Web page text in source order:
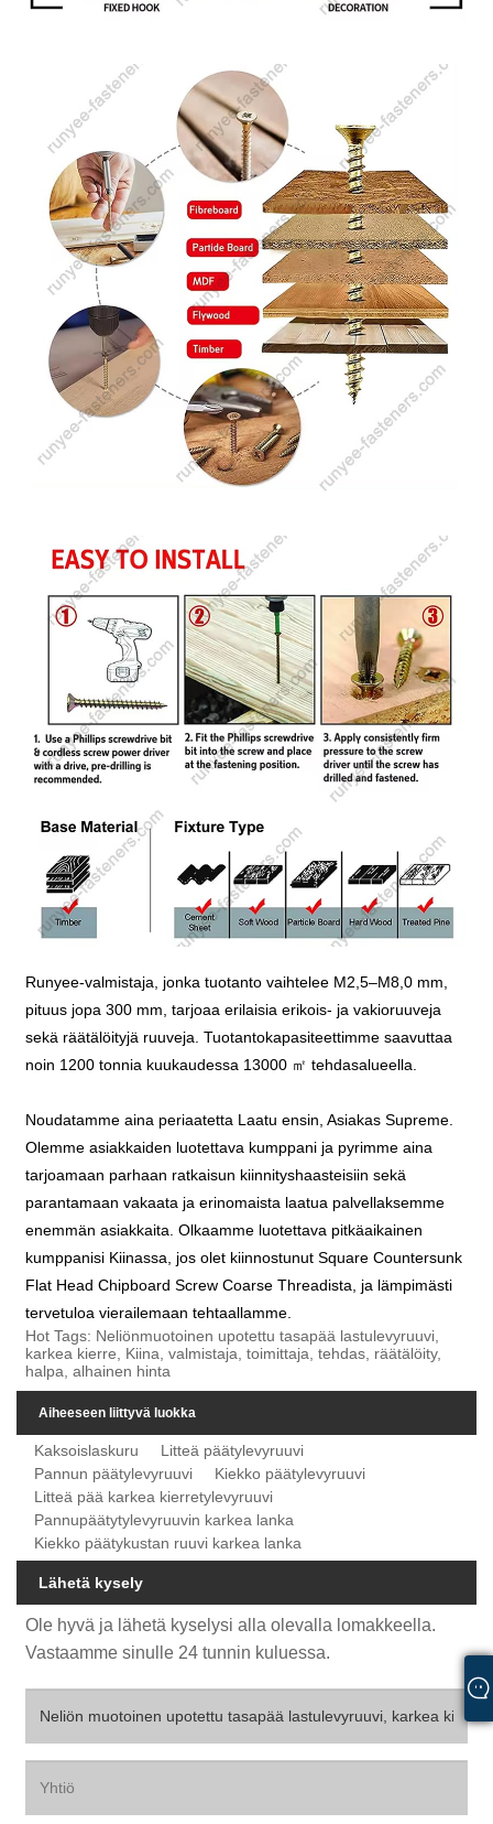
Runyee-valmistaja, jonka tuotanto vaihtelee M2,5–M8,0 mm,
pituus jopa 300 mm, tarjoaa erilaisia ​​erikois- ja vakioruuveja
sekä räätälöityjä ruuveja. Tuotantokapasiteettimme saavuttaa
noin 1200 tonnia kuukaudessa 13000 ㎡ tehdasalueella.
Noudatamme aina periaatetta Laatu ensin, Asiakas Supreme.
Olemme asiakkaiden luotettava kumppani ja pyrimme aina
tarjoamaan parhaan ratkaisun kiinnityshaasteisiin sekä
parantamaan vakaata ja erinomaista laatua palvellaksemme
enemmän asiakkaita. Olkaamme luotettava pitkäaikainen
kumppanisi Kiinassa, jos olet kiinnostunut Square Countersunk
Flat Head Chipboard Screw Coarse Threadista, ja lämpimästi
tervetuloa vierailemaan tehtaallamme.
Hot Tags: Neliönmuotoinen upotettu tasapää lastulevyruuvi,
karkea kierre, Kiina, valmistaja, toimittaja, tehdas, räätälöity,
halpa, alhainen hinta
Aiheeseen liittyvä luokka
Kaksoislaskuru
Litteä päätylevyruuvi
Pannun päätylevyruuvi
Kiekko päätylevyruuvi
Litteä pää karkea kierretylevyruuvi
Pannupäätytylevyruuvin karkea lanka
Kiekko päätykustan ruuvi karkea lanka
Lähetä kysely
Ole hyvä ja lähetä kyselysi alla olevalla lomakkeella.
Vastaamme sinulle 24 tunnin kuluessa.